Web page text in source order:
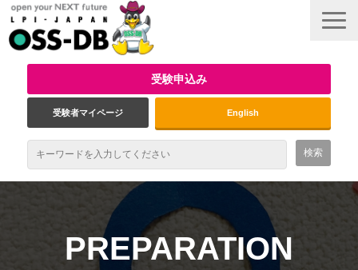
受験申込み
受験者マイページ English
試験概要
資格取得のメリット
PREPARATION